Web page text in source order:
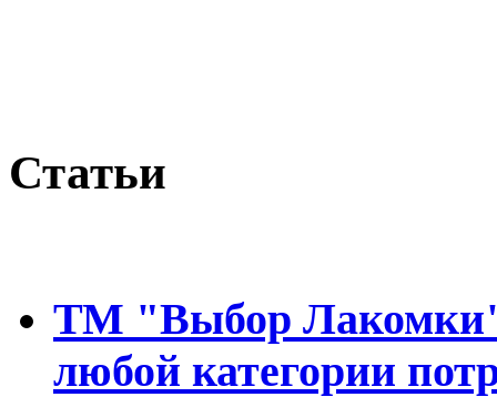
Статьи
ТМ "Выбор Лакомки"
любой категории